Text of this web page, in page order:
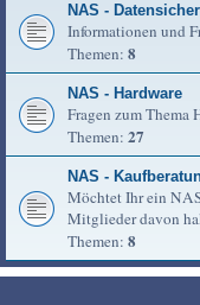
NAS -
Informationen und
Themen: 8
NAS - Hardware
Fragen zum Thema
Themen: 27
NAS -
Möchtet Ihr ein
Mitglieder davon
Themen: 8